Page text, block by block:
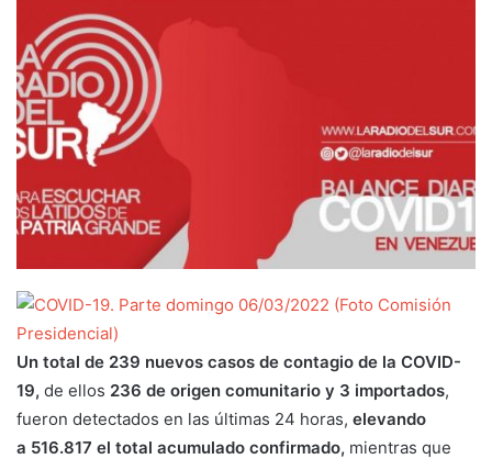
Un total de 239 nuevos casos de contagio de la COVID-
19, de ellos 236 de origen comunitario y 3 importados,
fueron detectados en las últimas 24 horas, elevando
a 516.817 el total acumulado confirmado, mientras que